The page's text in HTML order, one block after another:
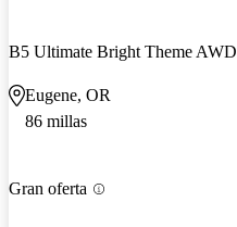
B5 Ultimate Bright Theme AWD
Eugene, OR
86 millas
Gran oferta